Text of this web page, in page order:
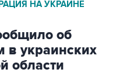
об
украинских
области
- Минобороны